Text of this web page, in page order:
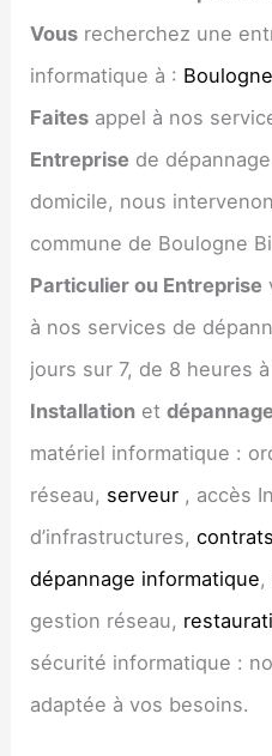
Vous recherchez une
informatique à :
Faites appel à nos
Entreprise de
domicile, nous
commune de Boulogne
Particulier ou Entreprise
à nos services de
jours sur 7, de 8 heures
Installation etdépannage
matériel informatique :
réseau, serveur , accès
d’infrastructures,
dépannage informatique,
gestion réseau,
sécurité informatique :
adaptée à vos besoins.